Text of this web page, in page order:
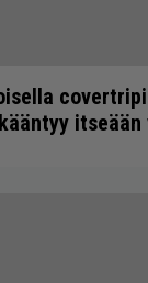
itseään